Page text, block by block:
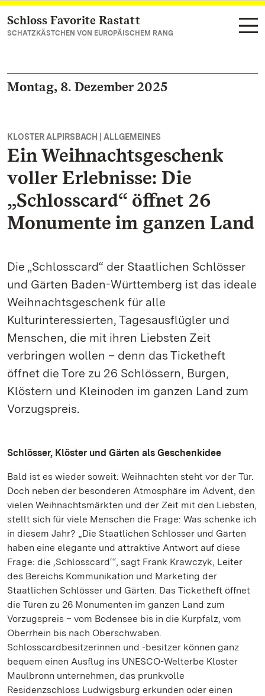
Zum Hauptinhalt springen
Schloss Favorite Rastatt
SCHATZKÄSTCHEN VON EUROPÄISCHEM RANG
Montag, 8. Dezember 2025
KLOSTER ALPIRSBACH | ALLGEMEINES
Ein Weihnachtsgeschenk
voller Erlebnisse: Die
„Schlosscard“ öffnet 26
Monumente im ganzen Land
Die „Schlosscard“ der Staatlichen Schlösser
und Gärten Baden-Württemberg ist das ideale
Weihnachtsgeschenk für alle
Kulturinteressierten, Tagesausflügler und
Menschen, die mit ihren Liebsten Zeit
verbringen wollen – denn das Ticketheft
öffnet die Tore zu 26 Schlössern, Burgen,
Klöstern und Kleinoden im ganzen Land zum
Vorzugspreis.
Schlösser, Klöster und Gärten als Geschenkidee
Bald ist es wieder soweit: Weihnachten steht vor der Tür.
Doch neben der besonderen Atmosphäre im Advent, den
vielen Weihnachtsmärkten und der Zeit mit den Liebsten,
stellt sich für viele Menschen die Frage: Was schenke ich
in diesem Jahr? „Die Staatlichen Schlösser und Gärten
haben eine elegante und attraktive Antwort auf diese
Frage: die ‚Schlosscard‘“, sagt Frank Krawczyk, Leiter
des Bereichs Kommunikation und Marketing der
Staatlichen Schlösser und Gärten. Das Ticketheft öffnet
die Türen zu 26 Monumenten im ganzen Land zum
Vorzugspreis – vom Bodensee bis in die Kurpfalz, vom
Oberrhein bis nach Oberschwaben.
Schlosscardbesitzerinnen und -besitzer können ganz
bequem einen Ausflug ins UNESCO-Welterbe Kloster
Maulbronn unternehmen, das prunkvolle
Residenzschloss Ludwigsburg erkunden oder einen